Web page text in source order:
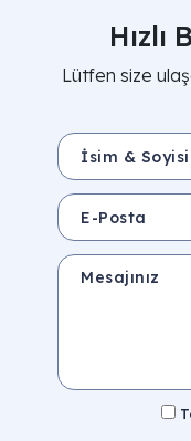
Lütfen size
İsim & Soyisim *
E-Posta
Mesajınız